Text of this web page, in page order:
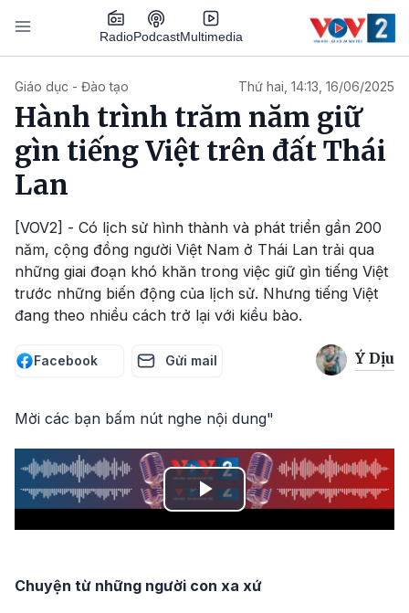
Nhảy đến nội dung
RadioPodcastMultimedia
Giáo dục - Đào tạo Thứ hai, 14:13, 16/06/2025
Hành trình trăm năm giữ
gìn tiếng Việt trên đất Thái
Lan
[VOV2] - Có lịch sử hình thành và phát triển gần 200
năm, cộng đồng người Việt Nam ở Thái Lan trải qua
những giai đoạn khó khăn trong việc giữ gìn tiếng Việt
trước những biến động của lịch sử. Nhưng tiếng Việt
đang theo nhiều cách trở lại với kiều bào.
Facebook Gửi mail Ý Dịu
Mời các bạn bấm nút nghe nội dung"
Play
Chuyện từ những người con xa xứ